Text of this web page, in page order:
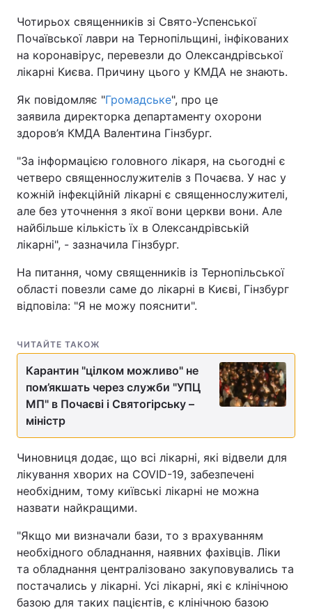
Чотирьох священників зі Свято-Успенської
Почаївської лаври на Тернопільщині, інфікованих
на коронавірус, перевезли до Олександрівської
лікарні Києва. Причину цього у КМДА не знають.
Як повідомляє "Громадське", про це
заявила директорка департаменту охорони
здоров’я КМДА Валентина Гінзбург.
"За інформацією головного лікаря, на сьогодні є
четверо священнослужителів з Почаєва. У нас у
кожній інфекційній лікарні є священнослужителі,
але без уточнення з якої вони церкви вони. Але
найбільше кількість їх в Олександрівській
лікарні", - зазначила Гінзбург.
На питання, чому священників із Тернопільської
області повезли саме до лікарні в Києві, Гінзбург
відповіла: "Я не можу пояснити".
ЧИТАЙТЕ ТАКОЖ
Карантин "цілком можливо" не
пом’якшать через служби "УПЦ
МП" в Почаєві і Святогірську –
міністр
Чиновниця додає, що всі лікарні, які відвели для
лікування хворих на COVID-19, забезпечені
необхідним, тому київські лікарні не можна
назвати найкращими.
"Якщо ми визначали бази, то з врахуванням
необхідного обладнання, наявних фахівців. Ліки
та обладнання централізовано закуповувались та
постачались у лікарні. Усі лікарні, які є клінічною
базою для таких пацієнтів, є клінічною базою